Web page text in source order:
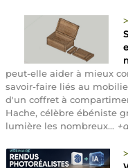
>
peut-elle aider à mieux
savoir-faire liés au
d'un coffret à
Hache, célèbre ébéniste
lumière les nombreux...
>